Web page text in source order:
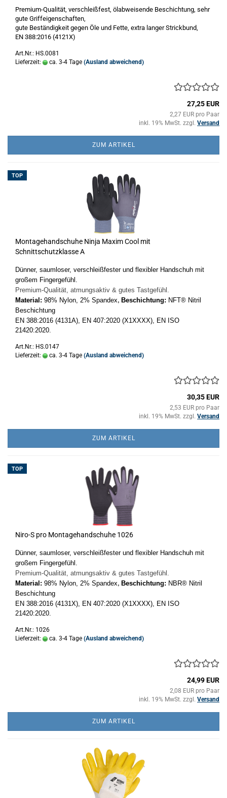
Premium-Qualität, verschleißfest, ölabweisende Beschichtung, sehr
gute Griffeigenschaften,
gute Beständigkeit gegen Öle und Fette, extra langer Strickbund,
​EN 388:2016 (4121X)
Art.Nr.: HS.0081
Lieferzeit:
ca. 3-4 Tage (Ausland abweichend)
27,25 EUR
2,27 EUR pro Paar
inkl. 19% MwSt. zzgl. Versand
ZUM ARTIKEL
TOP
Montagehandschuhe Ninja Maxim Cool mit
Schnittschutzklasse A
Dünner, saumloser, verschleißfester und flexibler Handschuh mit
großem Fingergefühl.
Premium-Qualität, atmungsaktiv & gutes Tastgefühl.
Material: 98% Nylon, 2% Spandex, Beschichtung: NFT® Nitril
Beschichtung
EN 388:2016 (4131A), EN 407:2020 (X1XXXX), EN ISO
21420:2020.
Art.Nr.: HS.0147
Lieferzeit:
ca. 3-4 Tage (Ausland abweichend)
30,35 EUR
2,53 EUR pro Paar
inkl. 19% MwSt. zzgl. Versand
ZUM ARTIKEL
TOP
Niro-S pro Montagehandschuhe 1026
Dünner, saumloser, verschleißfester und flexibler Handschuh mit
großem Fingergefühl.
Premium-Qualität, atmungsaktiv & gutes Tastgefühl.
Material: 98% Nylon, 2% Spandex, Beschichtung: NBR® Nitril
Beschichtung
EN 388:2016 (4131X), EN 407:2020 (X1XXXX), EN ISO
21420:2020.
Art.Nr.: 1026
Lieferzeit:
ca. 3-4 Tage (Ausland abweichend)
24,99 EUR
2,08 EUR pro Paar
inkl. 19% MwSt. zzgl. Versand
ZUM ARTIKEL